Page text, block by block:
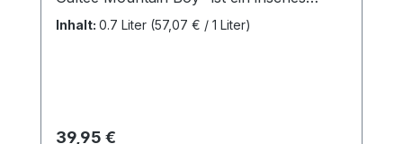
Whiskey-Produkt, das von 3 Counties
Inhalt: 0.7 Liter (57,07 € / 1 Liter)
Regulärer Preis:
39,95 €